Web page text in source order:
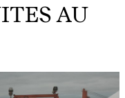
AU